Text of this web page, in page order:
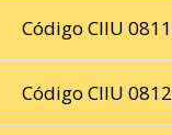
Código CIIU 0811
Código CIIU 0812